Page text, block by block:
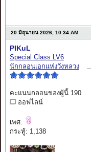
20 มิถุนายน 2026, 10:34:AM
PIKuL
Special Class LV6
นักกลอนเอกแห่งวังหลวง
คะแนนกลอนของผู้นี้ 190
ออฟไลน์
เพศ:
กระทู้: 1,138